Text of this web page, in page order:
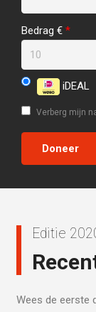
Bedrag € *
iDEAL
Verberg mijn
Editie
Wees de eerste